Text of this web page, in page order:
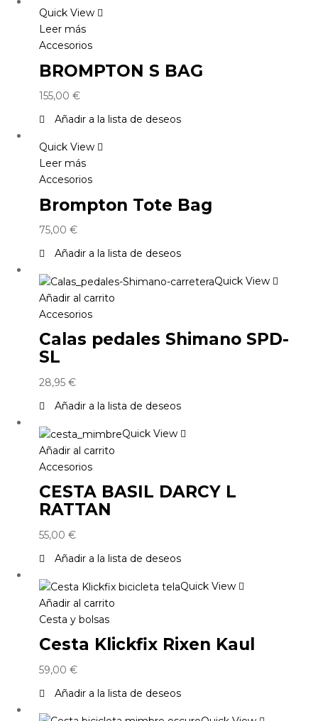
Quick View
Leer más
Accesorios
BROMPTON S BAG
155,00 €
Añadir a la lista de deseos
Quick View
Leer más
Accesorios
Brompton Tote Bag
75,00 €
Añadir a la lista de deseos
Quick View
Añadir al carrito
Accesorios
Calas pedales Shimano SPD-
SL
28,95 €
Añadir a la lista de deseos
Quick View
Añadir al carrito
Accesorios
CESTA BASIL DARCY L
RATTAN
55,00 €
Añadir a la lista de deseos
Quick View
Añadir al carrito
Cesta y bolsas
Cesta Klickfix Rixen Kaul
59,00 €
Añadir a la lista de deseos